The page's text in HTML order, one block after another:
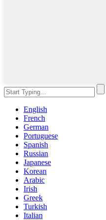
English
French
German
Portuguese
Spanish
Russian
Japanese
Korean
Arabic
Irish
Greek
Turkish
Italian